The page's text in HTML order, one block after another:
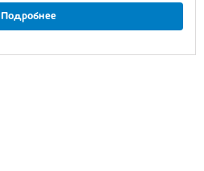
Подробнее